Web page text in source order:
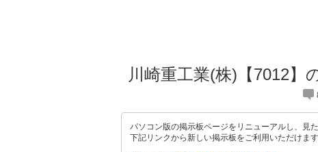
川崎重工業(株)【7012】
パソコン版の掲示板ページをリニューアルし、見
下記リンクから新しい掲示板をご利用いただけます